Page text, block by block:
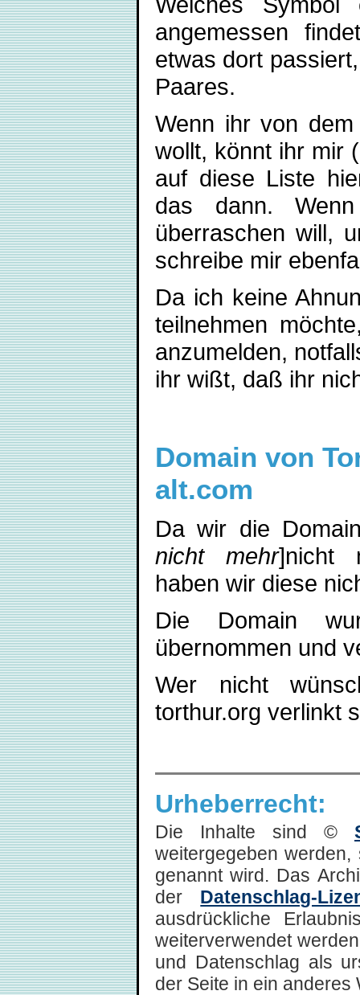
angemessen
etwas dort
Paares.
Wenn ihr von dem
wollt, könnt ihr
auf diese Liste
das dann.
überraschen will,
schreibe mir
Da ich keine
teilnehmen
anzumelden,
ihr wißt, daß ihr
Domain von
alt.com
Da wir die
nicht mehr]nicht
haben wir diese
Die Domain
übernommen und
Wer nicht
torthur.org verlinkt
Urheberrecht:
Die Inhalte sind ©
weitergegeben
genannt wird. Das
der Datenschlag-
ausdrückliche
weiterverwendet
und Datenschlag als
der Seite in ein